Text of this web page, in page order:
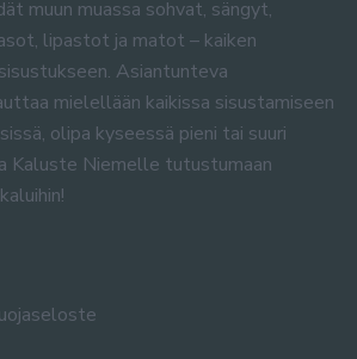
muun muassa sohvat, sängyt,
lipastot ja matot – kaiken
Asiantunteva
mielellään kaikissa sisustamiseen
olipa kyseessä pieni tai suuri
Kaluste Niemelle tutustumaan